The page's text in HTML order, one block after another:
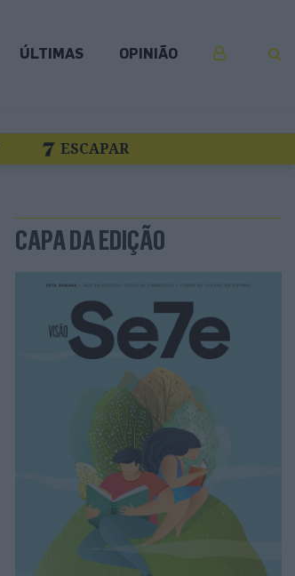
ÚLTIMAS OPINIÃO
ESCAPAR
CAPA DA EDIÇÃO